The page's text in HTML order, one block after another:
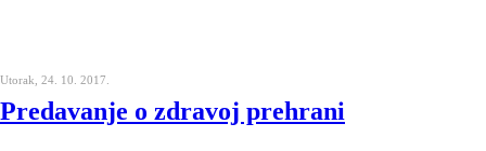
Utorak, 24. 10. 2017.
Predavanje o zdravoj prehrani